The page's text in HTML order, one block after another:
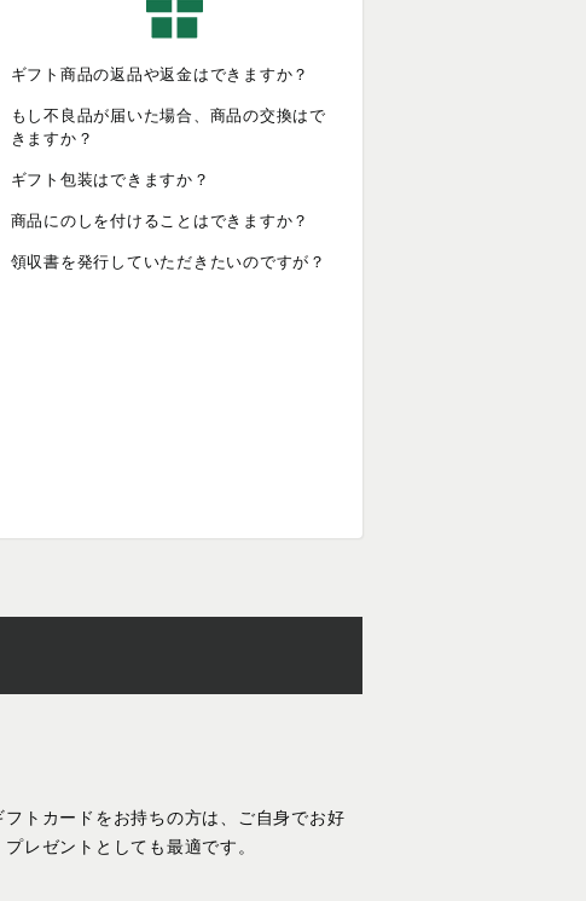
ギフト商品の返品や返金はできますか？
もし不良品が届いた場合、商品の交換はで
きますか？
ギフト包装はできますか？
商品にのしを付けることはできますか？
領収書を発行していただきたいのですが？
トカードをお持ちの方は、ご自身でお好
レゼントとしても最適です。